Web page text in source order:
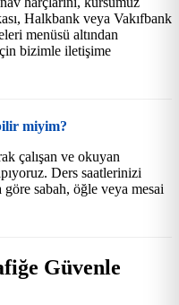
Halkbank veya Vakıfbank
menüsü altından
bizimle iletişime
miyim?
çalışan ve okuyan
Ders saatlerinizi
sabah, öğle veya mesai
Güvenle